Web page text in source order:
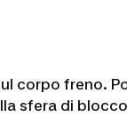
corpo freno.
sfera di